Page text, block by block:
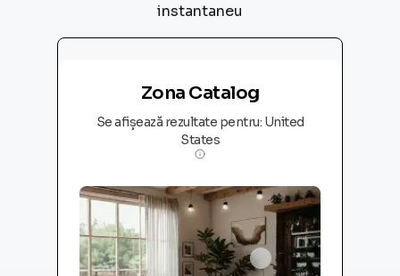
instantaneu
Zona Catalog
Se afișează rezultate pentru: United
States